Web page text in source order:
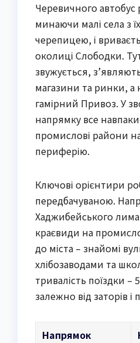
Черевичного автобус
минаючи малі села з
черепицею, і
околиці Слободки.
звужується,
магазини та ринки, а
гамірний Привоз. У
напрямку все
промислові райони
периферію.
Ключові орієнтири
передбачуваною.
Хаджибейського
краєвиди на
до міста – знайомі
хлібозаводами та
тривалість поїздки –
залежно від заторів і
Напрямок